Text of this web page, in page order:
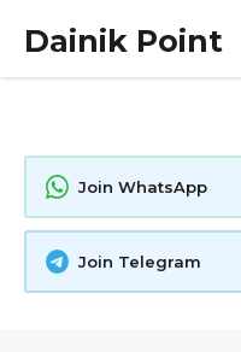
Dainik Point
Join WhatsApp
Join Telegram